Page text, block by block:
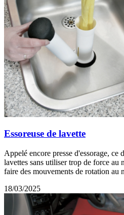
Essoreuse de lavette
Appelé encore presse d'essorage, ce
lavettes sans utiliser trop de force au
faire des mouvements de rotation au
18/03/2025